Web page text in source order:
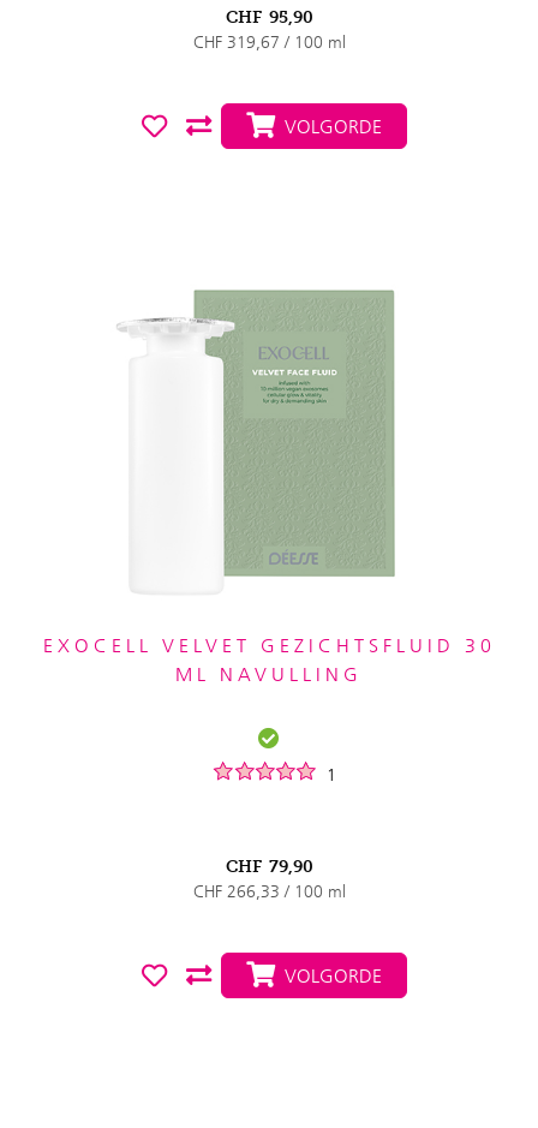
CHF 95,90
CHF 319,67 / 100 ml
VOLGORDE
EXOCELL VELVET GEZICHTSFLUID 30
ML NAVULLING
1
CHF 79,90
CHF 266,33 / 100 ml
VOLGORDE